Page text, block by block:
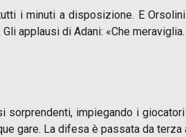
i minuti a disposizione. E
applausi di Adani: «Che
impiegando i
gare. La difesa è passata da